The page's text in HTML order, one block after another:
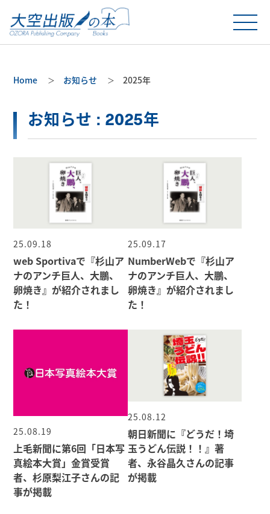
Home お知らせ 2025年
お知らせ : 2025年
25.09.18
web Sportivaで『杉山ア
ナのアンチ巨人、大鵬、
卵焼き』が紹介されまし
た！
25.09.17
NumberWebで『杉山ア
ナのアンチ巨人、大鵬、
卵焼き』が紹介されまし
た！
25.08.19
上毛新聞に第6回「日本写
真絵本大賞」金賞受賞
者、杉原梨江子さんの記
事が掲載
25.08.12
朝日新聞に『どうだ！埼
玉うどん伝説！！』著
者、永谷晶久さんの記事
が掲載